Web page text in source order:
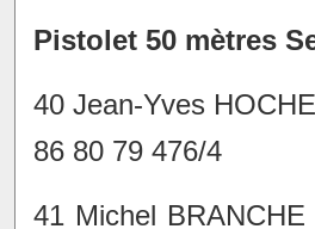
Pistolet 50 mètres
40 Jean-Yves
86 80 79 476/4
41 Michel